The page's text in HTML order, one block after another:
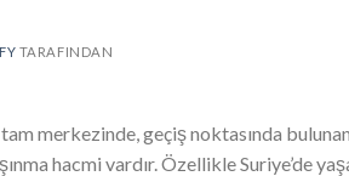
TARAFINDAN
merkezinde, geçiş noktasında
hacmi vardır. Özellikle Suriye’de